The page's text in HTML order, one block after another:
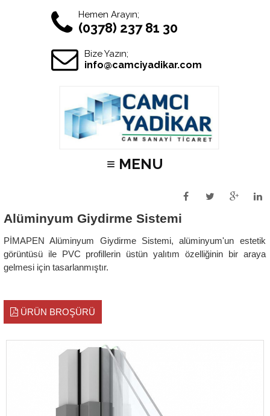
Hemen Arayın;
(0378) 237 81 30
Bize Yazın;
info@camciyadikar.com
≡ MENU
Alüminyum Giydirme Sistemi
PİMAPEN Alüminyum Giydirme Sistemi, alüminyum'un estetik
görüntüsü ile PVC profillerin üstün yalıtım özelliğinin bir araya
gelmesi için tasarlanmıştır.
ÜRÜN BROŞÜRÜ